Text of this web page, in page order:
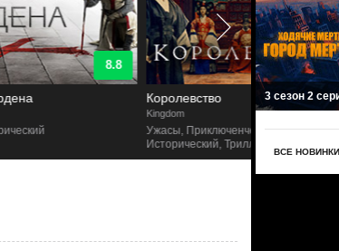
8.8 9.1
Ужасы, Приключенческий,
Исторический, Триллер
Молодой
The Young Pope
Драма,
3 сезон 2
ВСЕ НОВИНКИ